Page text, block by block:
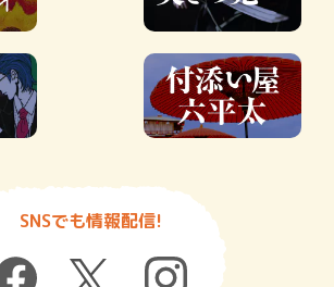
SNSでも情報配信!